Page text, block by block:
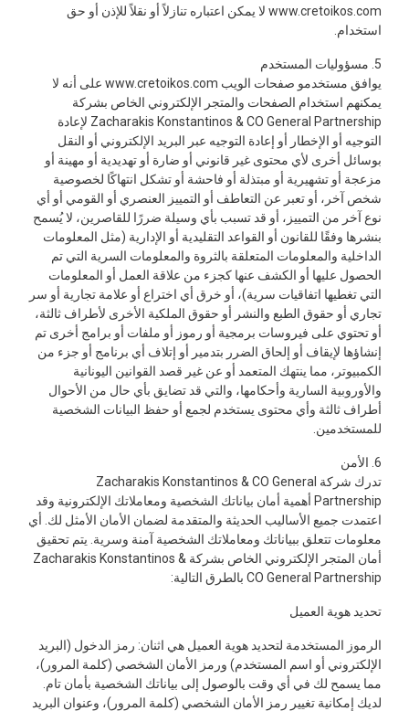
www.cretoikos.com لا يمكن اعتباره تنازلاً أو نقلاً للإذن أو حق
استخدام.
5. مسؤوليات المستخدم
يوافق مستخدمو صفحات الويب www.cretoikos.com على أنه لا
يمكنهم استخدام الصفحات والمتجر الإلكتروني الخاص بشركة
Zacharakis Konstantinos & CO General Partnership لإعادة
التوجيه أو الإخطار أو إعادة التوجيه عبر البريد الإلكتروني أو النقل
بوسائل أخرى لأي محتوى غير قانوني أو ضارة أو تهديدية أو مهينة أو
مزعجة أو تشهيرية أو مبتذلة أو فاحشة أو تشكل انتهاكًا لخصوصية
شخص آخر، أو تعبر عن التعاطف أو التمييز العنصري أو القومي أو أي
نوع آخر من التمييز، أو قد تسبب بأي وسيلة ضررًا للقاصرين، لا يُسمح
بنشرها وفقًا للقانون أو القواعد التقليدية أو الإدارية (مثل المعلومات
الداخلية والمعلومات المتعلقة بالثروة والمعلومات السرية التي تم
الحصول عليها أو الكشف عنها كجزء من علاقة العمل أو المعلومات
التي تغطيها اتفاقيات سرية)، أو خرق أي اختراع أو علامة تجارية أو سر
تجاري أو حقوق الطبع والنشر أو حقوق الملكية الأخرى لأطراف ثالثة،
أو تحتوي على فيروسات برمجية أو رموز أو ملفات أو برامج أخرى تم
إنشاؤها لإيقاف أو إلحاق الضرر بتدمير أو إتلاف أي برنامج أو جزء من
الكمبيوتر، مما ينتهك المتعمد أو عن غير قصد القوانين اليونانية
والأوروبية السارية وأحكامها، والتي قد تضايق بأي حال من الأحوال
أطراف ثالثة وأي محتوى يستخدم لجمع أو حفظ البيانات الشخصية
للمستخدمين.
6. الأمن
تدرك شركة Zacharakis Konstantinos & CO General
Partnership أهمية أمان بياناتك الشخصية ومعاملاتك الإلكترونية وقد
اعتمدت جميع الأساليب الحديثة والمتقدمة لضمان الأمان الأمثل لك. أي
معلومات تتعلق ببياناتك ومعاملاتك الشخصية آمنة وسرية. يتم تحقيق
أمان المتجر الإلكتروني الخاص بشركة Zacharakis Konstantinos &
CO General Partnership بالطرق التالية:
تحديد هوية العميل
الرموز المستخدمة لتحديد هوية العميل هي اثنان: رمز الدخول (البريد
الإلكتروني أو اسم المستخدم) ورمز الأمان الشخصي (كلمة المرور)،
مما يسمح لك في أي وقت بالوصول إلى بياناتك الشخصية بأمان تام.
لديك إمكانية تغيير رمز الأمان الشخصي (كلمة المرور)، وعنوان البريد